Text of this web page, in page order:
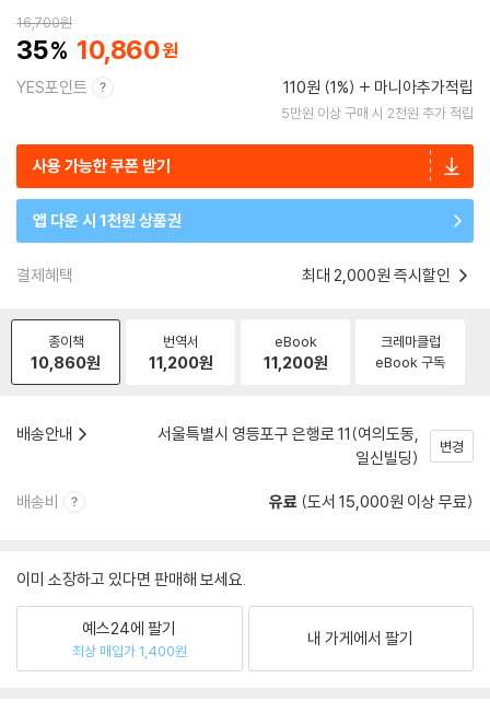
16,700원
35 10,860
YES포인트 110원 (1%) 마니아추가적립
5만원 이상 구매 시 2천원 추가 적립
사용 가능한 쿠폰 받기
앱 다운 시 1천원 상품권
결제혜택 최대 2,000원 즉시할인
종이책
10,860원
번역서
11,200원
eBook
11,200원
크레마클럽
eBook 구독
배송안내
서울특별시 영등포구 은행로 11(여의도동,
일신빌딩)
변경
배송비 유료 (도서 15,000원 이상 무료)
이미 소장하고 있다면 판매해 보세요.
예스24에 팔기
최상 매입가 1,400원
내 가게에서 팔기